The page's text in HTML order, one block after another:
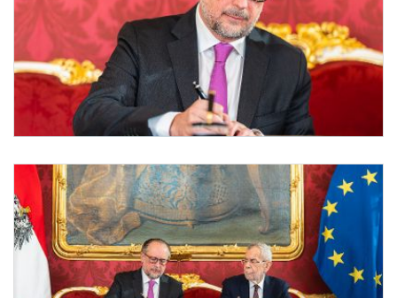
Angelobung Bundeskanzler Schallenberg
Am 10. Jänner 2025 wurde Bundeskanzler Alexander Schallenberg (im Bild) von